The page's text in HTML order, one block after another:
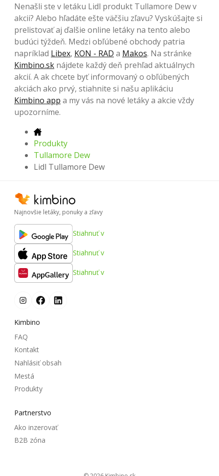
Nenašli ste v letáku Lidl produkt Tullamore Dew v
akcii? Alebo hľadáte ešte väčšiu zľavu? Vyskúšajte si
prelistovať aj ďalšie online letáky na tento alebo
budúci týždeň. Medzi obľúbené obchody patria
napríklad Libex, KON - RAD a Makos. Na stránke
Kimbino.sk nájdete každý deň prehľad aktuálnych
akcií. A ak chcete byť informovaný o obľúbených
akciách ako prvý, stiahnite si našu aplikáciu
Kimbino app a my vás na nové letáky a akcie vždy
upozorníme.
Produkty
Tullamore Dew
Lidl Tullamore Dew
Najnovšie letáky, ponuky a zľavy
Stiahnuť v
Stiahnuť v
Stiahnuť v
Kimbino
FAQ
Kontakt
Nahlásiť obsah
Mestá
Produkty
Partnerstvo
Ako inzerovať
B2B zóna